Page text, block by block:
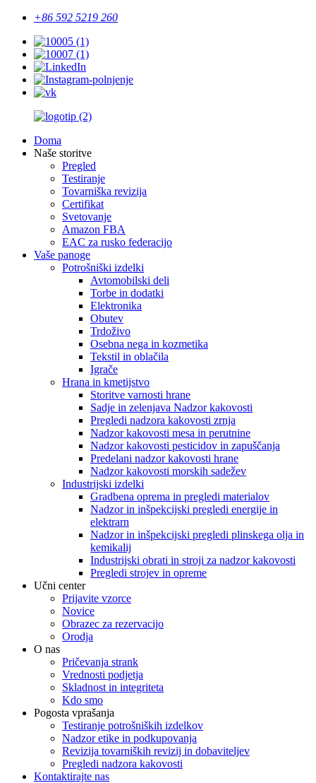
+86 592 5219 260
Doma
Naše storitve
Pregled
Testiranje
Tovarniška revizija
Certifikat
Svetovanje
Amazon FBA
EAC za rusko federacijo
Vaše panoge
Potrošniški izdelki
Avtomobilski deli
Torbe in dodatki
Elektronika
Obutev
Trdoživo
Osebna nega in kozmetika
Tekstil in oblačila
Igrače
Hrana in kmetijstvo
Storitve varnosti hrane
Sadje in zelenjava Nadzor kakovosti
Pregledi nadzora kakovosti zrnja
Nadzor kakovosti mesa in perutnine
Nadzor kakovosti pesticidov in zapuščanja
Predelani nadzor kakovosti hrane
Nadzor kakovosti morskih sadežev
Industrijski izdelki
Gradbena oprema in pregledi materialov
Nadzor in inšpekcijski pregledi energije in
elektrarn
Nadzor in inšpekcijski pregledi plinskega olja in
kemikalij
Industrijski obrati in stroji za nadzor kakovosti
Pregledi strojev in opreme
Učni center
Prijavite vzorce
Novice
Obrazec za rezervacijo
Orodja
O nas
Pričevanja strank
Vrednosti podjetja
Skladnost in integriteta
Kdo smo
Pogosta vprašanja
Testiranje potrošniških izdelkov
Nadzor etike in podkupovanja
Revizija tovarniških revizij in dobaviteljev
Pregledi nadzora kakovosti
Kontaktirajte nas